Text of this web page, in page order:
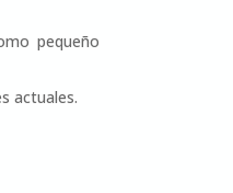
pequeño
actuales.